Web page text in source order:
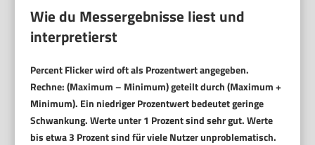
Wie du Messergebnisse liest und
interpretierst
Percent Flickerwird oft als Prozentwert angegeben.
Rechne: (Maximum – Minimum) geteilt durch (Maximum +
Minimum). Ein niedriger Prozentwert bedeutet geringe
Schwankung. Werte unter 1 Prozent sind sehr gut. Werte
bis etwa 3 Prozent sind für viele Nutzer unproblematisch.